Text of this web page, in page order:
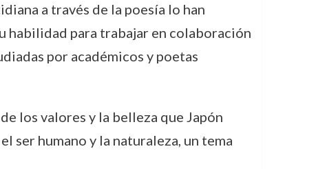
a través de la poesía lo han
habilidad para trabajar en colaboración
por académicos y poetas
los valores y la belleza que Japón
ser humano y la naturaleza, un tema